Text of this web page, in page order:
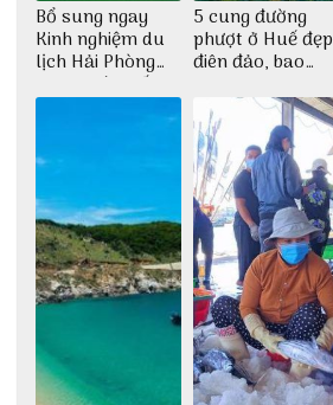
Bổ sung ngay
Kinh nghiệm du
lịch Hải Phòng
2022 mới nhất
5 cung đường
phượt ở Huế đẹp
điên đảo, bao
dịch